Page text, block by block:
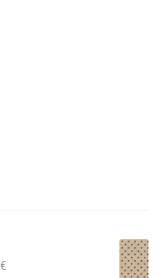
€Aktueller